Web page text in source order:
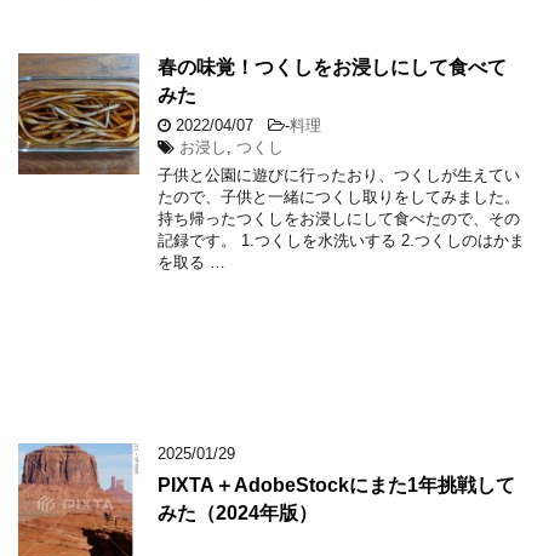
春の味覚！つくしをお浸しにして食べて
みた
2022/04/07 -料理
お浸し
つくし
子供と公園に遊びに行ったおり、つくしが生えてい
たので、子供と一緒につくし取りをしてみました。
持ち帰ったつくしをお浸しにして食べたので、その
記録です。 1.つくしを水洗いする 2.つくしのはかま
を取る …
2025/01/29
PIXTA＋AdobeStockにまた1年挑戦して
みた（2024年版）